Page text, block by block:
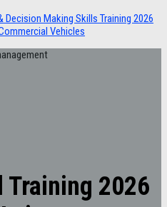
Decision Making Skills Training 2026
Vehicles
Training 2026